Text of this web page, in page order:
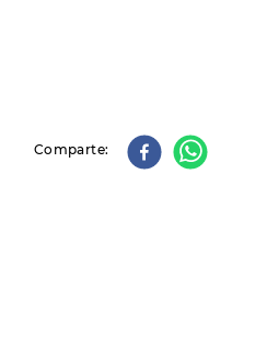
Comparte